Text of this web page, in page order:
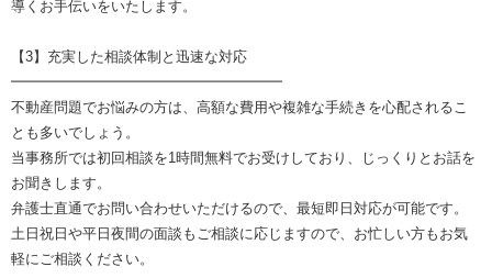
導くお手伝いをいたします。
【3】充実した相談体制と迅速な対応
━━━━━━━━━━━━━━━━━━━
不動産問題でお悩みの方は、高額な費用や複雑な手続きを心配されるこ
とも多いでしょう。
当事務所では初回相談を1時間無料でお受けしており、じっくりとお話を
お聞きします。
弁護士直通でお問い合わせいただけるので、最短即日対応が可能です。
土日祝日や平日夜間の面談もご相談に応じますので、お忙しい方もお気
軽にご相談ください。